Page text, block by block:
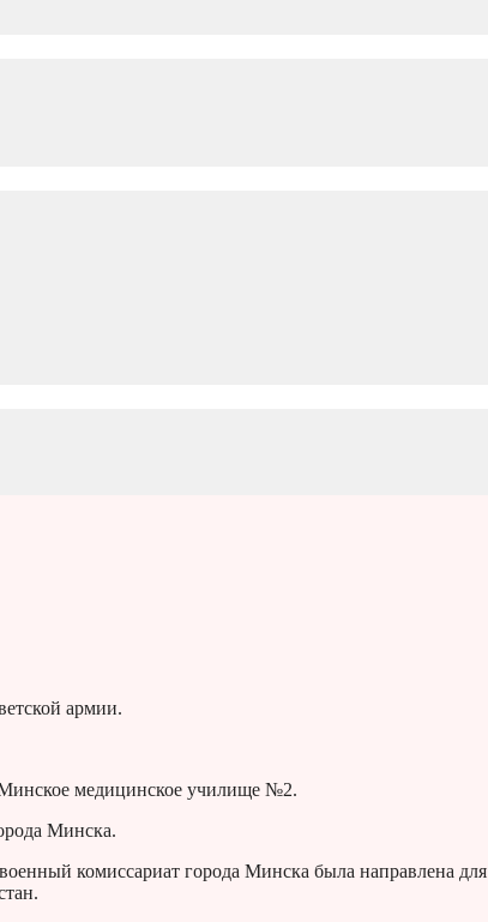
армии.
медицинское училище №2.
Минска.
комиссариат города Минска была направлена для